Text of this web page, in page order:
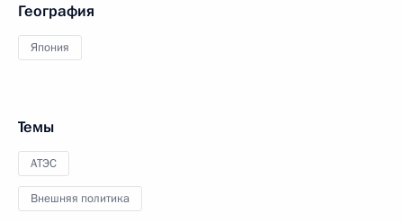
География
Япония
Темы
АТЭС
Внешняя политика